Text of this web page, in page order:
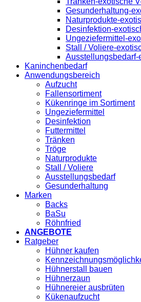
Gesunderhaltung-
Naturprodukte-
Desinfektion-
Ungeziefermittel-
Stall / Voliere-
Ausstellungsbedarf-
Kaninchenbedarf
Anwendungsbereich
Aufzucht
Fallensortiment
Kükenringe im Sortiment
Ungeziefermittel
Desinfektion
Futtermittel
Tränken
Tröge
Naturprodukte
Stall / Voliere
Ausstellungsbedarf
Gesunderhaltung
Marken
Backs
BaSu
Röhnfried
ANGEBOTE
Ratgeber
Hühner kaufen
Hühnerstall bauen
Hühnerzaun
Hühnereier ausbrüten
Kükenaufzucht